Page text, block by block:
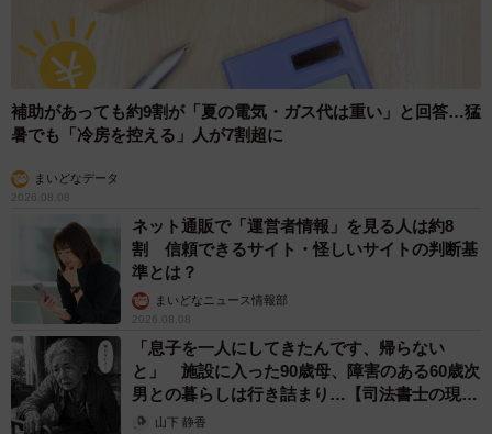
補助があっても約9割が「夏の電気・ガス代は重い」と回答…猛
暑でも「冷房を控える」人が7割超に
まいどなデータ
2026.08.08
ネット通販で「運営者情報」を見る人は約8
割 信頼できるサイト・怪しいサイトの判断基
準とは？
まいどなニュース情報部
2026.08.08
「息子を一人にしてきたんです、帰らない
と」 施設に入った90歳母、障害のある60歳次
男との暮らしは行き詰まり…【司法書士の現場
から】山下 静香